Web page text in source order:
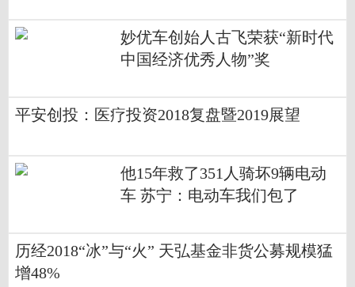
妙优车创始人古飞荣获“新时代
中国经济优秀人物”奖
平安创投：医疗投资2018复盘暨2019展望
他15年救了351人骑坏9辆电动
车 苏宁：电动车我们包了
历经2018“冰”与“火” 天弘基金非货公募规模猛
增48%